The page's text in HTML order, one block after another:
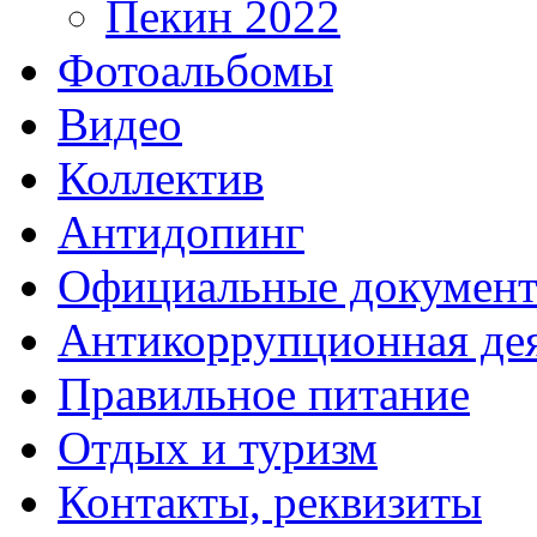
Пекин 2022
Фотоальбомы
Видео
Коллектив
Антидопинг
Официальные
Антикоррупционная
Правильное питание
Отдых и туризм
Контакты, реквизиты